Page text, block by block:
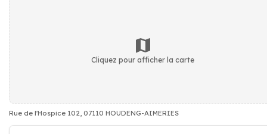
Cliquez pour afficher la carte
Rue de l'Hospice 102, 07110 HOUDENG-AIMERIES